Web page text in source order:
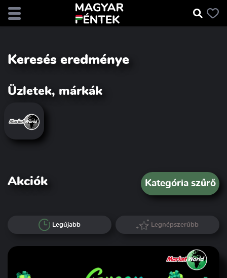
Keresés eredménye
Üzletek, márkák
Akciók Kategória szűrő
Legújabb Legnépszerűbb